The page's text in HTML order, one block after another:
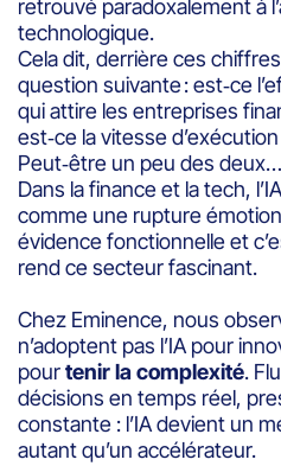
retrouvé paradoxalement à
technologique.
Cela dit, derrière ces
question suivante : est‑ce
qui attire les entreprises
est‑ce la vitesse
Peut‑être un peu des deux…
Dans la finance et la tech,
comme une rupture
évidence fonctionnelle et
rend ce secteur fascinant.
Chez Eminence, nous
n’adoptent pas l’IA pour
pourtenir la complexité.
décisions en temps réel,
constante : l’IA devient un
autant qu’un accélérateur.